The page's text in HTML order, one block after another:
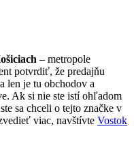
– metropole
potvrdiť, že predajňu
len je tu obchodov a
Ak si nie ste istí ohľadom
sa chceli o tejto značke v
viac, navštívte Vostok